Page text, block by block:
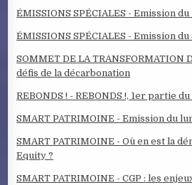
ÉMISSIONS SPÉCIALES - Emission du
ÉMISSIONS SPÉCIALES - Emission
SOMMET DE LA TRANSFORMATION
défis de la décarbonation
REBONDS ! - REBONDS !, 1er partie
SMART PATRIMOINE - Emission du
SMART PATRIMOINE - Où en est la
Equity ?
SMART PATRIMOINE - CGP : les